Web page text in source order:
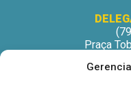
Praça
São